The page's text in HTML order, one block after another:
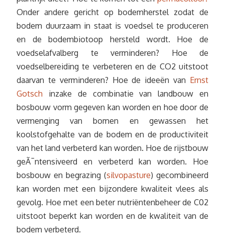
Onder andere gericht op bodemherstel zodat de
bodem duurzaam in staat is voedsel te produceren
en de bodembiotoop hersteld wordt. Hoe de
voedselafvalberg te verminderen? Hoe de
voedselbereiding te verbeteren en de CO2 uitstoot
daarvan te verminderen? Hoe de ideeën van Ernst
Gotsch inzake de combinatie van landbouw en
bosbouw vorm gegeven kan worden en hoe door de
vermenging van bomen en gewassen het
koolstofgehalte van de bodem en de productiviteit
van het land verbeterd kan worden. Hoe de rijstbouw
geÃ¯ntensiveerd en verbeterd kan worden. Hoe
bosbouw en begrazing (silvopasture) gecombineerd
kan worden met een bijzondere kwaliteit vlees als
gevolg. Hoe met een beter nutriëntenbeheer de C02
uitstoot beperkt kan worden en de kwaliteit van de
bodem verbeterd.